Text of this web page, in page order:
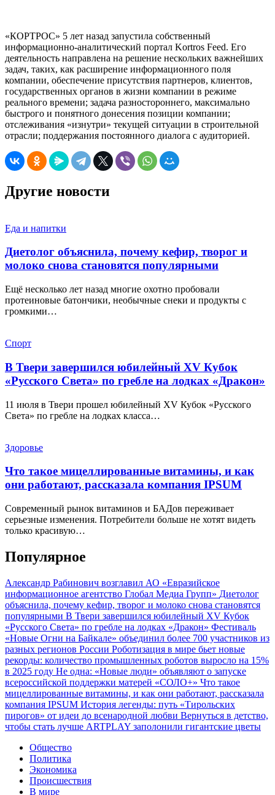
«КОРТРОС» 5 лет назад запустила собственный
информационно-аналитический портал Kortros Feed. Его
деятельность направлена на решение нескольких важнейших
задач, таких, как расширение информационного поля
компании, обеспечение присутствия партнеров, клиентов,
государственных органов в жизни компании в режиме
реального времени; задача разностороннего, максимально
быстрого и понятного донесения позиции компании;
отслеживания «изнутри» текущей ситуации в строительной
отрасли; поддержания постоянного диалога с аудиторией.
Другие новости
Еда и напитки
Диетолог объяснила, почему кефир, творог и
молоко снова становятся популярными
Ещё несколько лет назад многие охотно пробовали
протеиновые батончики, необычные снеки и продукты с
громкими…
Спорт
В Твери завершился юбилейный XV Кубок
«Русского Света» по гребле на лодках «Дракон»
11 июля в Твери прошел юбилейный XV Кубок «Русского
Света» по гребле на лодках класса…
Здоровье
Что такое мицеллированные витамины, и как
они работают, рассказала компания IPSUM
Современный рынок витаминов и БАДов переживает
серьезные изменения. Потребители больше не хотят видеть
только красивую…
Популярное
Александр Рабинович возглавил АО «Евразийское
информационное агентство Глобал Медиа Групп» Диетолог
объяснила, почему кефир, творог и молоко снова становятся
популярными В Твери завершился юбилейный XV Кубок
«Русского Света» по гребле на лодках «Дракон» Фестиваль
«Новые Огни на Байкале» объединил более 700 участников из
разных регионов России Роботизация в мире бьет новые
рекорды: количество промышленных роботов выросло на 15%
в 2025 году Не одна: «Новые люди» объявляют о запуске
всероссийской поддержки матерей «СОЛО+» Что такое
мицеллированные витамины, и как они работают, рассказала
компания IPSUM История легенды: путь «Тирольских
пирогов» от идеи до всенародной любви Вернуться в детство,
чтобы стать лучше ARTPLAY заполонили гигантские цветы
Общество
Политика
Экономика
Происшествия
В мире